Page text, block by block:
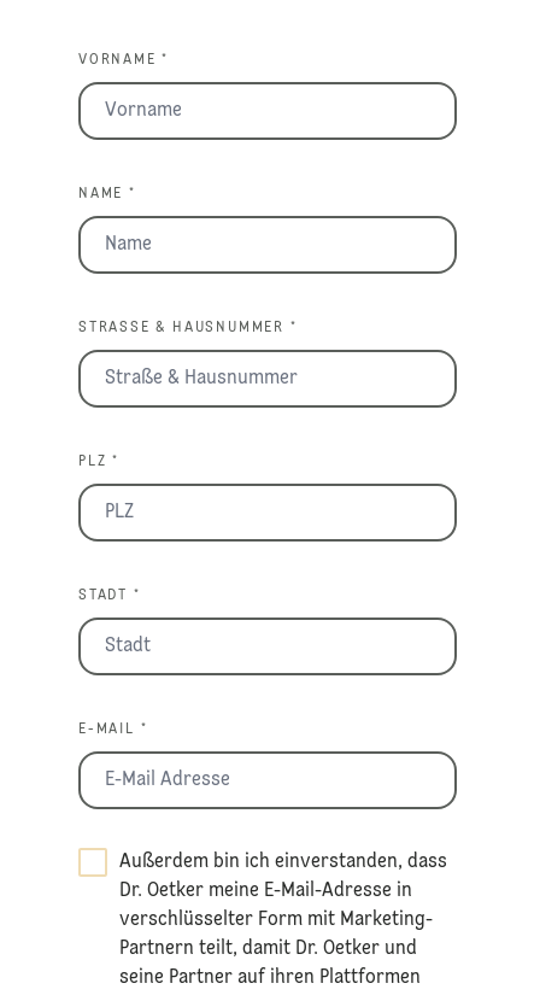
VORNAME *
NAME *
STRASSE & HAUSNUMMER *
PLZ *
STADT *
E-MAIL *
Außerdem bin ich einverstanden, dass
Dr. Oetker meine E-Mail-Adresse in
verschlüsselter Form mit Marketing-
Partnern teilt, damit Dr. Oetker und
seine Partner auf ihren Plattformen